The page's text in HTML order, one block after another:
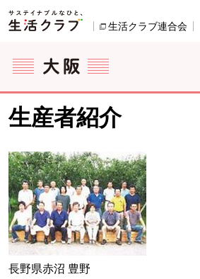
ページの先頭です。
生活クラブ連合会
生産者紹介
長野県赤沼 豊野